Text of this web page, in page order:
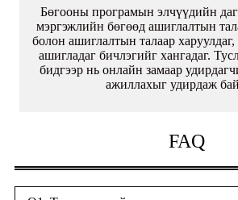
Бөгооны програмын элчүүдийн
мэргэжлийн бөгөөд ашиглалтын
болон ашиглалтын талаар
ашигладаг бичлэгийг хангадаг.
бидгээр нь онлайн замаар
ажиллахыг удирдаж
FAQ